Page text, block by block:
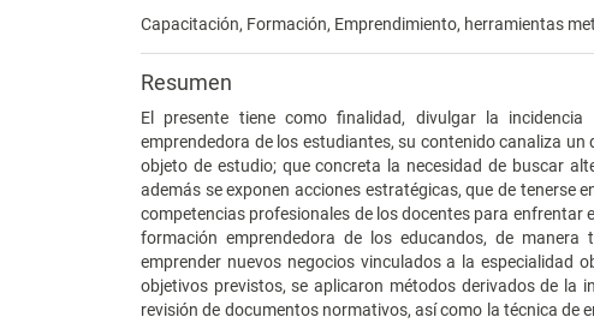
Capacitación, Formación, Emprendimiento, herramientas
Resumen
El presente tiene como finalidad, divulgar la
emprendedora de los estudiantes, su contenido canaliza
objeto de estudio; que concreta la necesidad de buscar
además se exponen acciones estratégicas, que de
competencias profesionales de los docentes para enfrentar
formación emprendedora de los educandos, de
emprender nuevos negocios vinculados a la especialidad
objetivos previstos, se aplicaron métodos derivados de la
revisión de documentos normativos, así como la técnica de